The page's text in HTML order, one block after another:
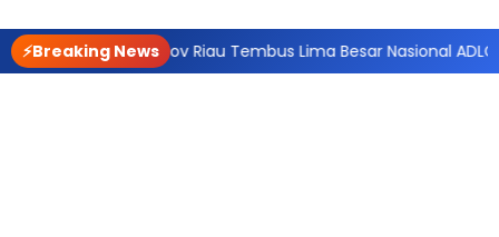
⚡Breaking News
Digital, Pemprov Riau Tembus Lima Besar Nasional ADLG